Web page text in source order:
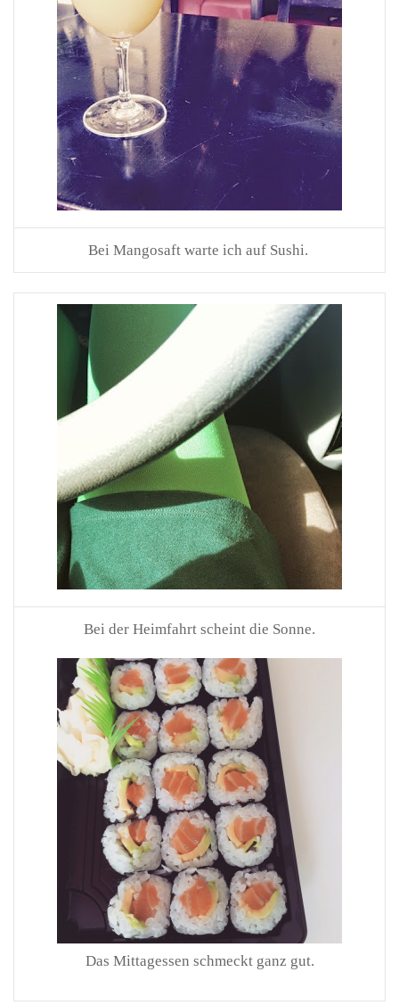
Bei Mangosaft warte ich auf Sushi.
Bei der Heimfahrt scheint die Sonne.
Das Mittagessen schmeckt ganz gut.